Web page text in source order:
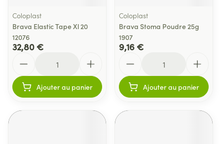
Coloplast
Brava Elastic Tape Xl 20
12076
32,80 €
Ajouter au panier
Coloplast
Brava Stoma Poudre 25g
1907
9,16 €
Ajouter au panier